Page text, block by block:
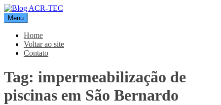
Pular
para
o
conteúdo
Blog ACR-TEC
Menu
Home
Voltar ao site
Contato
Tag: impermeabilização de
piscinas em São Bernardo